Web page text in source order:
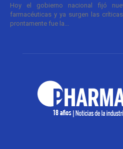
Hoy el gobierno nacional fijó
farmacéuticas y ya surgen las
prontamente fue la...